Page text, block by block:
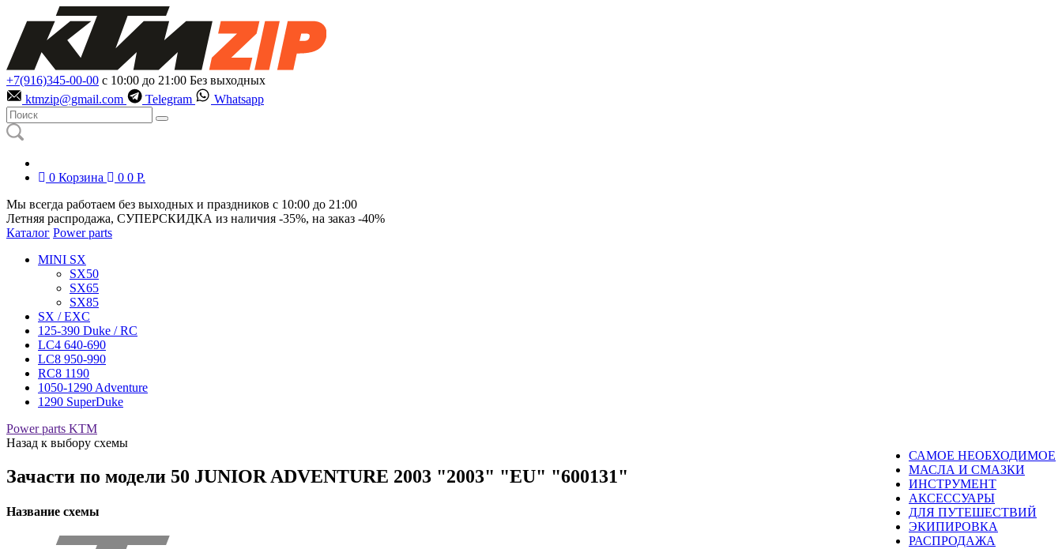
+7(916)345-00-00 с 10:00 до 21:00 Без выходных
ktmzip@gmail.com
Telegram Whatsapp
0 Корзина 0 0 Р.
Мы всегда работаем без выходных и праздников с 10:00 до 21:00
Летняя распродажа, СУПЕРСКИДКА из наличия -35%, на заказ -40%
Каталог Power parts
MINI SX
SX50
SX65
SX85
SX / EXC
125-390 Duke / RC
LC4 640-690
LC8 950-990
RC8 1190
1050-1290 Adventure
1290 SuperDuke
Power parts KTM
САМОЕ НЕОБХОДИМОЕ
МАСЛА И СМАЗКИ
ИНСТРУМЕНТ
АКСЕССУАРЫ
ДЛЯ ПУТЕШЕСТВИЙ
ЭКИПИРОВКА
РАСПРОДАЖА
Назад к выбору схемы
Зачасти по модели 50 JUNIOR ADVENTURE 2003 "2003" "EU" "600131"
Название схемы